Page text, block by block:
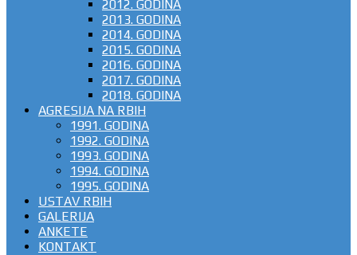
2012. GODINA
2013. GODINA
2014. GODINA
2015. GODINA
2016. GODINA
2017. GODINA
2018. GODINA
AGRESIJA NA RBIH
1991. GODINA
1992. GODINA
1993. GODINA
1994. GODINA
1995. GODINA
USTAV RBIH
GALERIJA
ANKETE
KONTAKT